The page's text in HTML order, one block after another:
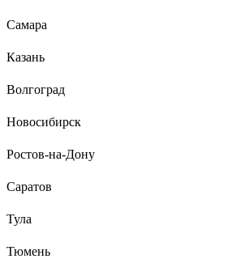
Самара
Казань
Волгоград
Новосибирск
Ростов-на-Дону
Саратов
Тула
Тюмень